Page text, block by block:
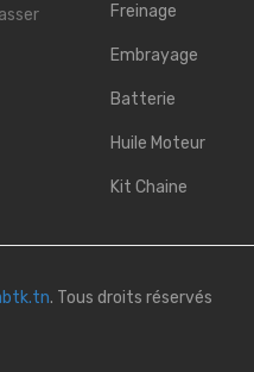
Freinage
Embrayage
Batterie
Huile Moteur
Kit Chaine
. Tous droits réservés